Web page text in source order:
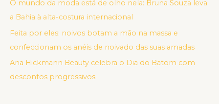
O mundo da moda está de olho nela: Bruna Souza leva
a Bahia à alta-costura internacional
Feita por eles: noivos botam a mão na massa e
confeccionam os anéis de noivado das suas amadas
Ana Hickmann Beauty celebra o Dia do Batom com
descontos progressivos